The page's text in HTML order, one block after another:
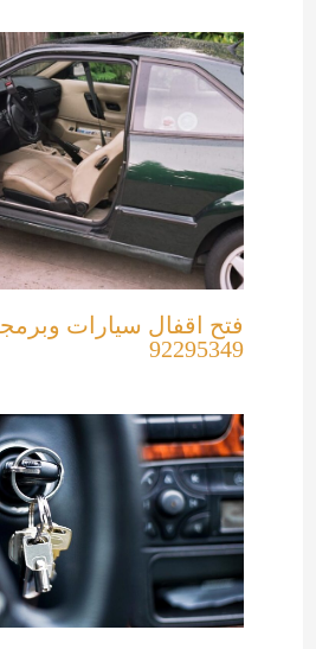
فتح اقفال سيارات
92295349